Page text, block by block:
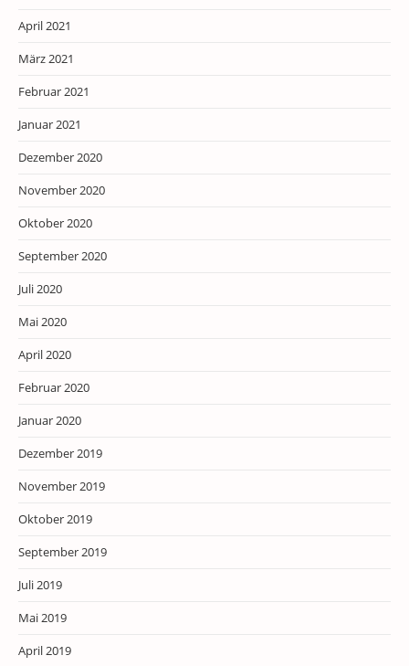
April 2021
März 2021
Februar 2021
Januar 2021
Dezember 2020
November 2020
Oktober 2020
September 2020
Juli 2020
Mai 2020
April 2020
Februar 2020
Januar 2020
Dezember 2019
November 2019
Oktober 2019
September 2019
Juli 2019
Mai 2019
April 2019